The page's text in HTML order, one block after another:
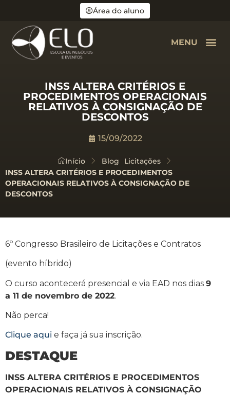
Área do aluno
MENU
INSS ALTERA CRITÉRIOS E
PROCEDIMENTOS OPERACIONAIS
RELATIVOS À CONSIGNAÇÃO DE
DESCONTOS
15/09/2022
Início Blog
Licitações
INSS ALTERA CRITÉRIOS E PROCEDIMENTOS
OPERACIONAIS RELATIVOS À CONSIGNAÇÃO DE
DESCONTOS
6º Congresso Brasileiro de Licitações e Contratos
(evento híbrido)
O curso acontecerá presencial e via EAD nos dias 9
a 11 de novembro de 2022.
Não perca!
Clique aqui e faça já sua inscrição.
DESTAQUE
INSS ALTERA CRITÉRIOS E PROCEDIMENTOS
OPERACIONAIS RELATIVOS À CONSIGNAÇÃO